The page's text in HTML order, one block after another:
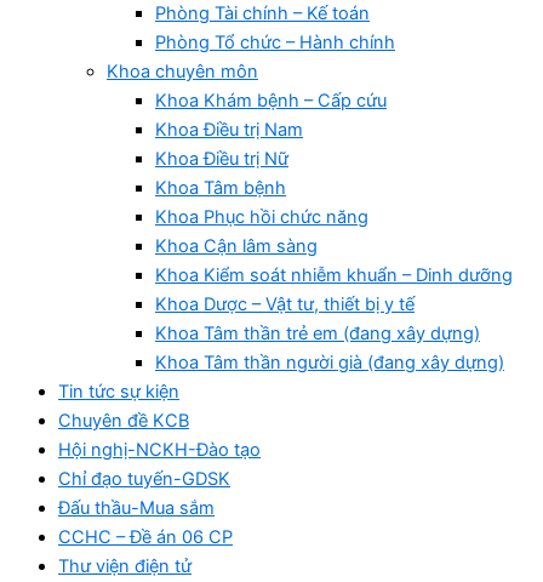
Phòng Tài chính – Kế toán
Phòng Tổ chức – Hành chính
Khoa chuyên môn
Khoa Khám bệnh – Cấp cứu
Khoa Điều trị Nam
Khoa Điều trị Nữ
Khoa Tâm bệnh
Khoa Phục hồi chức năng
Khoa Cận lâm sàng
Khoa Kiểm soát nhiễm khuẩn – Dinh dưỡng
Khoa Dược – Vật tư, thiết bị y tế
Khoa Tâm thần trẻ em (đang xây dựng)
Khoa Tâm thần người già (đang xây dựng)
Tin tức sự kiện
Chuyên đề KCB
Hội nghị-NCKH-Đào tạo
Chỉ đạo tuyến-GDSK
Đấu thầu-Mua sắm
CCHC – Đề án 06 CP
Thư viện điện tử